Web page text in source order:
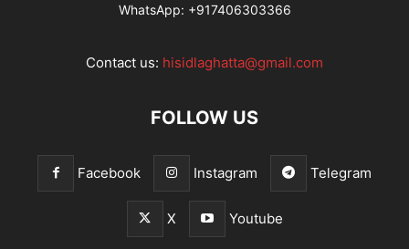
WhatsApp: +917406303366
Contact us: hisidlaghatta@gmail.com
FOLLOW US
Facebook Instagram Telegram
X Youtube